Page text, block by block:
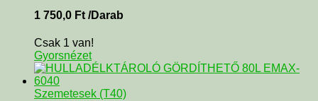
1 750,0 Ft /Darab
Csak 1 van!
Gyorsnézet
Szemetesek (T40)